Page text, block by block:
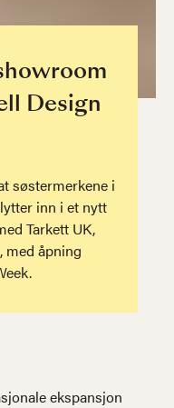
Design
søstermerkene i
inn i et nytt
Tarkett UK,
med åpning
ekspansjon